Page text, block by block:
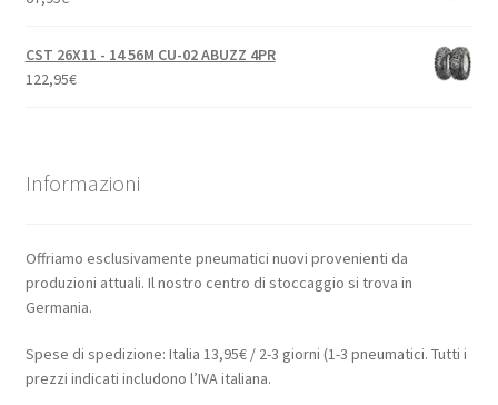
CST 26X11 - 14 56M CU-02 ABUZZ 4PR
122,95€
Informazioni
Offriamo esclusivamente pneumatici nuovi provenienti da
produzioni attuali. Il nostro centro di stoccaggio si trova in
Germania.
Spese di spedizione: Italia 13,95€ / 2-3 giorni (1-3 pneumatici. Tutti i
prezzi indicati includono l’IVA italiana.